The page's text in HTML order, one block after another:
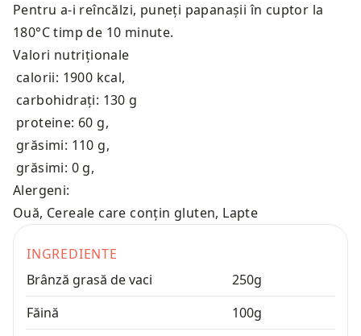
Pentru a-i reîncălzi, puneți papanașii în cuptor la
180°C timp de 10 minute.
Valori nutriționale
calorii: 1900 kcal,
carbohidrați: 130 g
proteine: 60 g,
grăsimi: 110 g,
grăsimi: 0 g,
Alergeni:
Ouă, Cereale care conțin gluten, Lapte
INGREDIENTE
Brânză grasă de vaci
250g
Făină
100g